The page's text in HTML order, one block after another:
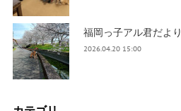
福岡っ子アル君だより
2026.04.20 15:00